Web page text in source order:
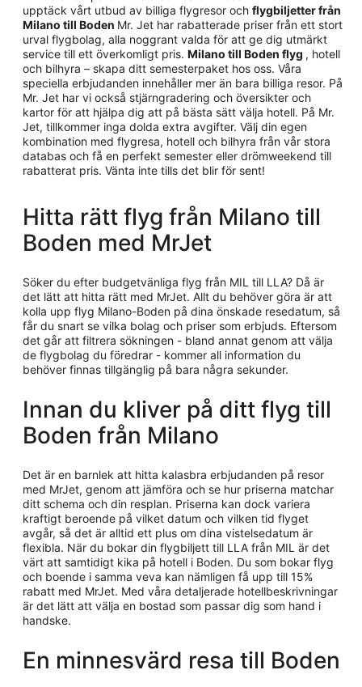
upptäck vårt utbud av billiga flygresor och flygbiljetter från
Milano till Boden Mr. Jet har rabatterade priser från ett stort
urval flygbolag, alla noggrant valda för att ge dig utmärkt
service till ett överkomligt pris. Milano till Boden flyg , hotell
och bilhyra – skapa ditt semesterpaket hos oss. Våra
speciella erbjudanden innehåller mer än bara billiga resor. På
Mr. Jet har vi också stjärngradering och översikter och
kartor för att hjälpa dig att på bästa sätt välja hotell. På Mr.
Jet, tillkommer inga dolda extra avgifter. Välj din egen
kombination med flygresa, hotell och bilhyra från vår stora
databas och få en perfekt semester eller drömweekend till
rabatterat pris. Vänta inte tills det blir för sent!
Hitta rätt flyg från Milano till
Boden med MrJet
Söker du efter budgetvänliga flyg från MIL till LLA? Då är
det lätt att hitta rätt med MrJet. Allt du behöver göra är att
kolla upp flyg Milano-Boden på dina önskade resedatum, så
får du snart se vilka bolag och priser som erbjuds. Eftersom
det går att filtrera sökningen - bland annat genom att välja
de flygbolag du föredrar - kommer all information du
behöver finnas tillgänglig på bara några sekunder.
Innan du kliver på ditt flyg till
Boden från Milano
Det är en barnlek att hitta kalasbra erbjudanden på resor
med MrJet, genom att jämföra och se hur priserna matchar
ditt schema och din resplan. Priserna kan dock variera
kraftigt beroende på vilket datum och vilken tid flyget
avgår, så det är alltid ett plus om dina vistelsedatum är
flexibla. När du bokar din flygbiljett till LLA från MIL är det
värt att samtidigt kika på hotell i Boden. Du som bokar flyg
och boende i samma veva kan nämligen få upp till 15%
rabatt med MrJet. Med våra detaljerade hotellbeskrivningar
är det lätt att välja en bostad som passar dig som hand i
handske.
En minnesvärd resa till Boden